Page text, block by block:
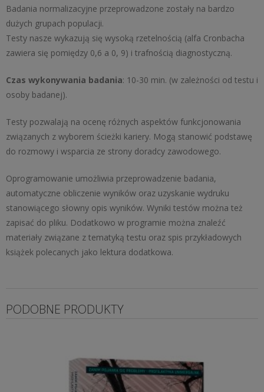
Badania normalizacyjne przeprowadzone zostały na bardzo
dużych grupach populacji.
Testy nasze wykazują się wysoką rzetelnością (alfa Cronbacha
zawiera się pomiędzy 0,6 a 0, 9) i trafnością diagnostyczną.
Czas wykonywania badania: 10-30 min. (w zależności od testu i
osoby badanej).
Testy pozwalają na ocenę różnych aspektów funkcjonowania
związanych z wyborem ścieżki kariery. Mogą stanowić podstawę
do rozmowy i wsparcia ze strony doradcy zawodowego.
Oprogramowanie umożliwia przeprowadzenie badania,
automatyczne obliczenie wyników oraz uzyskanie wydruku
stanowiącego słowny opis wyników. Wyniki testów można też
zapisać do pliku. Dodatkowo w programie można znaleźć
materiały związane z tematyką testu oraz spis przykładowych
książek polecanych jako lektura dodatkowa.
PODOBNE PRODUKTY